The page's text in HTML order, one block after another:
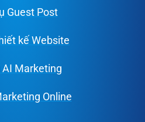
Guest Post
kế Website
AI Marketing
Online